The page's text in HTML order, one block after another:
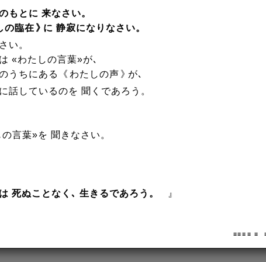
もとに 来なさい。
の臨在 》に 静寂になりなさい。
い。
«わたしの言葉»が､
うちにある《 わたしの声 》が､
話しているのを 聞くであろう。
言葉»を 聞きなさい。
死ぬことなく､ 生きるであろう。 』
≡ ≡ ≡ ≡